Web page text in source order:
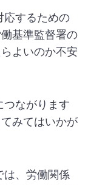
応するための
基準監督署の
よいのか不安
つながります
みてはいかが
は、労働関係